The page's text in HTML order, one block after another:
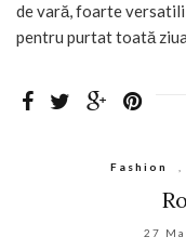
de vară, foarte
pentru purtat toată
Fashion
27